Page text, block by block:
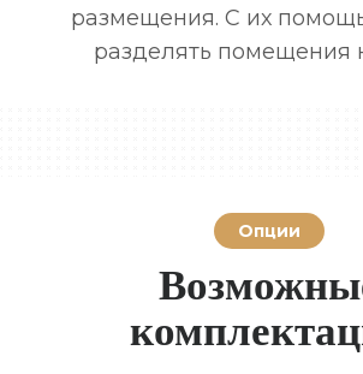
размещения. С их
разделять помещения
Опции